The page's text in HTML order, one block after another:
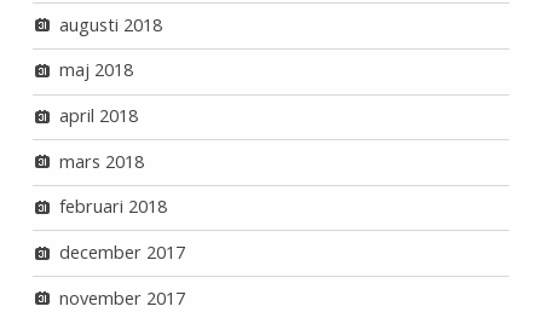
augusti 2018
maj 2018
april 2018
mars 2018
februari 2018
december 2017
november 2017